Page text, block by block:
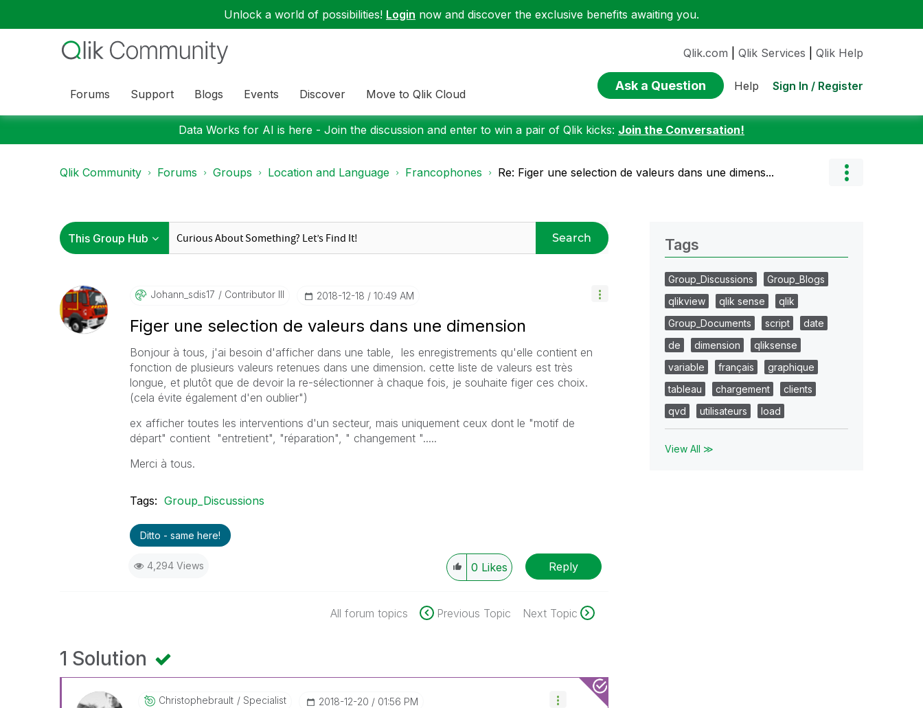
Unlock a world of possibilities! Login now and discover the exclusive benefits awaiting you.
Forums Support Blogs Events Discover Move to Qlik Cloud
Qlik.com Qlik Services Qlik Help
Ask a Question Help Sign In / Register
Data Works for AI is here - Join the discussion and enter to win a pair of Qlik kicks: Join the Conversation!
Qlik Community Forums Groups Location and Language Francophones Re: Figer une selection de valeurs dans une dimens...
Search
Johann_sdis17 Contributor III ‎2018-12-18 10:49 AM
Figer une selection de valeurs dans une dimension
Bonjour à tous, j'ai besoin d'afficher dans une table, les enregistrements qu'elle contient en
fonction de plusieurs valeurs retenues dans une dimension. cette liste de valeurs est très
longue, et plutôt que de devoir la re-sélectionner à chaque fois, je souhaite figer ces choix.
(cela évite également d'en oublier")
ex afficher toutes les interventions d'un secteur, mais uniquement ceux dont le "motif de
départ" contient "entretient", "réparation", " changement ".....
Merci à tous.
Tags: Group_Discussions
Ditto - same here!
4,294 Views 0 Likes Reply
All forum topics Previous Topic Next Topic
1 Solution
ChristophebraulT Specialist ‎2018-12-20 01:56 PM
Tags
Group_Discussions
Group_Blogs
qlikview
qlik sense
qlik
Group_Documents
script
date
de
dimension
qliksense
variable
français
graphique
tableau
chargement
clients
qvd
utilisateurs load
View All ≫